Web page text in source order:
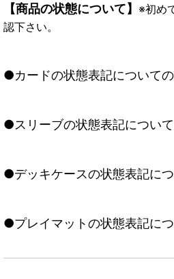
【商品の状態について】 ※初め
認下さい。
●カードの状態表記について
●スリーブの状態表記につい
●デッキケースの状態表記に
●プレイマットの状態表記に